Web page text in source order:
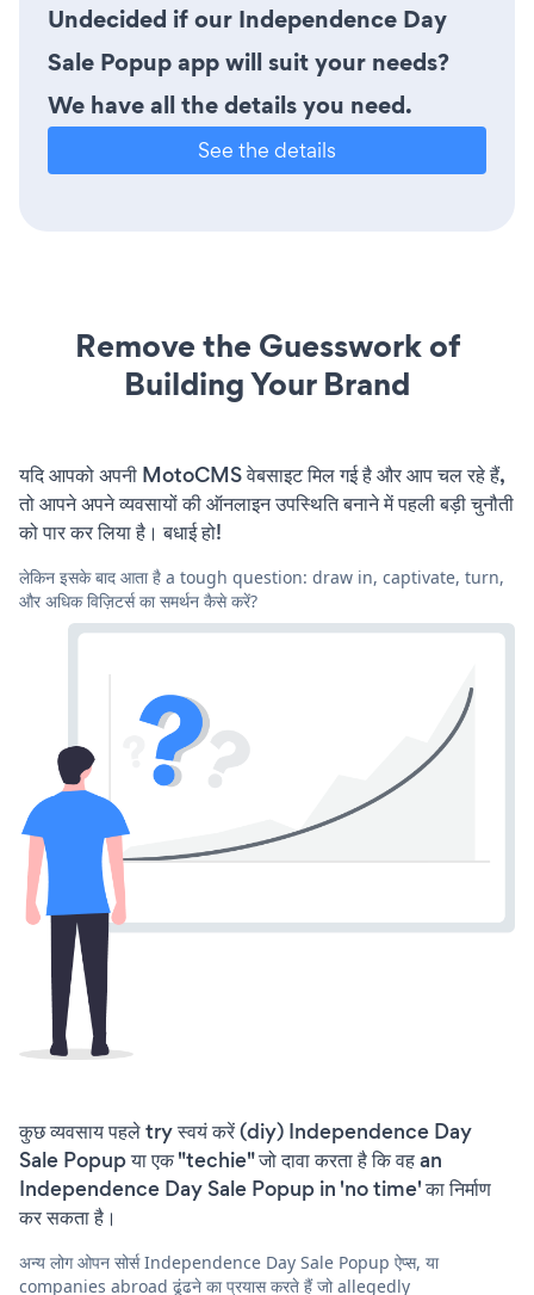
Undecided if our Independence Day
Sale Popup app will suit your needs?
We have all the details you need.
See the details
Remove the Guesswork of
Building Your Brand
यदि आपको अपनी MotoCMS वेबसाइट मिल गई है और आप चल रहे हैं,
तो आपने अपने व्यवसायों की ऑनलाइन उपस्थिति बनाने में पहली बड़ी चुनौती
को पार कर लिया है। बधाई हो!
लेकिन इसके बाद आता है a tough question: draw in, captivate, turn,
और अधिक विज़िटर्स का समर्थन कैसे करें?
कुछ व्यवसाय पहले try स्वयं करें (diy) Independence Day
Sale Popup या एक "techie" जो दावा करता है कि वह an
Independence Day Sale Popup in 'no time' का निर्माण
कर सकता है।
अन्य लोग ओपन सोर्स Independence Day Sale Popup ऐप्स, या
companies abroad ढूंढने का प्रयास करते हैं जो allegedly